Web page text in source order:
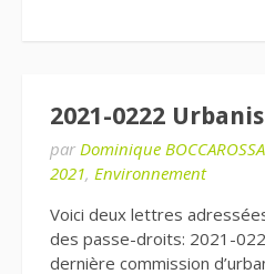
2021-0222
par Dominique BOCCAROSSA
2021, Environnement
Voici deux lettres
des passe-droits: 2021-
dernière commission